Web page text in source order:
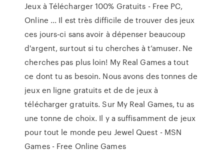
Jeux à Télécharger 100% Gratuits - Free PC,
Online ... Il est très difficile de trouver des jeux
ces jours-ci sans avoir à dépenser beaucoup
d'argent, surtout si tu cherches à t’amuser. Ne
cherches pas plus loin! My Real Games a tout
ce dont tu as besoin. Nous avons des tonnes de
jeux en ligne gratuits et de de jeux à
télécharger gratuits. Sur My Real Games, tu as
une tonne de choix. Il y a suffisamment de jeux
pour tout le monde peu Jewel Quest - MSN
Games - Free Online Games